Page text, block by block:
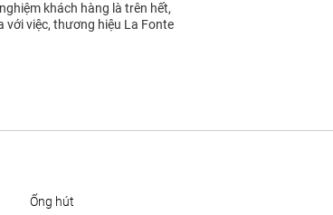
khách hàng là trên hết,
với việc, thương hiệu La Fonte
ống hút